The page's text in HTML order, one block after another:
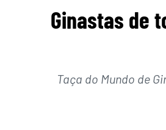
Ginastas de
Taça do Mundo de